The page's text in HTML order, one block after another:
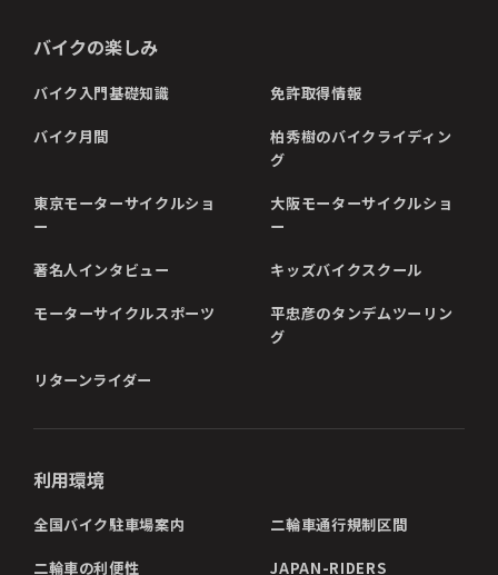
バイクの楽しみ
バイク入門基礎知識 免許取得情報
バイク月間
柏秀樹のバイクライディン
グ
東京モーターサイクルショ
ー
大阪モーターサイクルショ
ー
著名人インタビュー キッズバイクスクール
モーターサイクルスポーツ
平忠彦のタンデムツーリン
グ
リターンライダー
利用環境
全国バイク駐車場案内 二輪車通行規制区間
二輪車の利便性
JAPAN-RIDERS